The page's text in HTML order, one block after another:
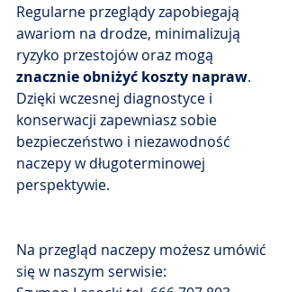
Regularne przeglądy zapobiegają
awariom na drodze, minimalizują
ryzyko przestojów oraz mogą
znacznie obniżyć koszty napraw.
Dzięki wczesnej diagnostyce i
konserwacji zapewniasz sobie
bezpieczeństwo i niezawodność
naczepy w długoterminowej
perspektywie.
Na przegląd naczepy możesz umówić
się w naszym serwisie: